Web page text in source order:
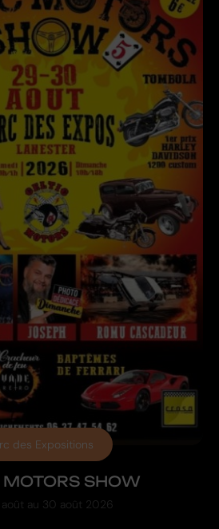
MOTORS SHOW
des Expositions
au 30 août 2026